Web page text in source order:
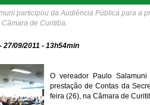
participou da Audiência Pública para a
de Curitiba.
27/09/2011 - 13h54min
O vereador Paulo
prestação de Contas da
feira (26), na Câmara de